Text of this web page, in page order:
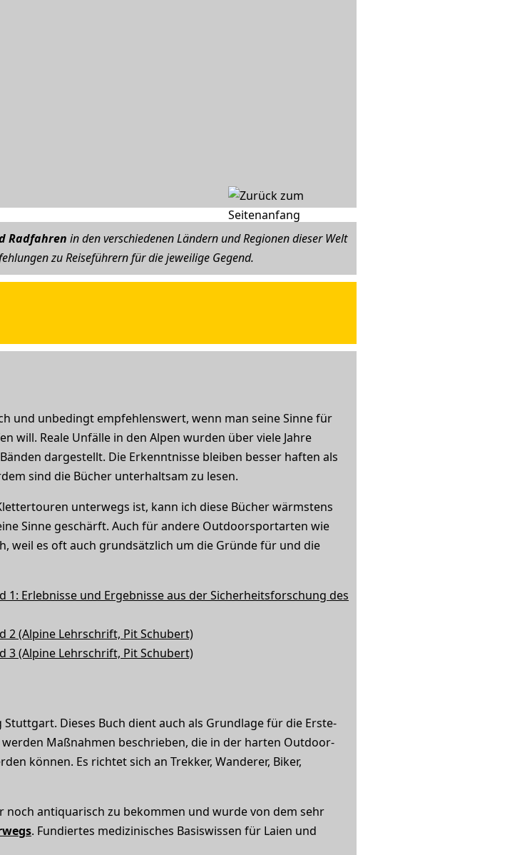
Radfahren in den verschiedenen Ländern und Regionen dieser Welt
zu Reiseführern für die jeweilige Gegend.
und unbedingt empfehlenswert, wenn man seine Sinne für
will. Reale Unfälle in den Alpen wurden über viele Jahre
dargestellt. Die Erkenntnisse bleiben besser haften als
sind die Bücher unterhaltsam zu lesen.
unterwegs ist, kann ich diese Bücher wärmstens
Sinne geschärft. Auch für andere Outdoorsportarten wie
weil es oft auch grundsätzlich um die Gründe für und die
1: Erlebnisse und Ergebnisse aus der Sicherheitsforschung des
2 (Alpine Lehrschrift, Pit Schubert)
3 (Alpine Lehrschrift, Pit Schubert)
Stuttgart. Dieses Buch dient auch als Grundlage für die Erste-
Maßnahmen beschrieben, die in der harten Outdoor-
können. Es richtet sich an Trekker, Wanderer, Biker,
noch antiquarisch zu bekommen und wurde von dem sehr
. Fundiertes medizinisches Basiswissen für Laien und